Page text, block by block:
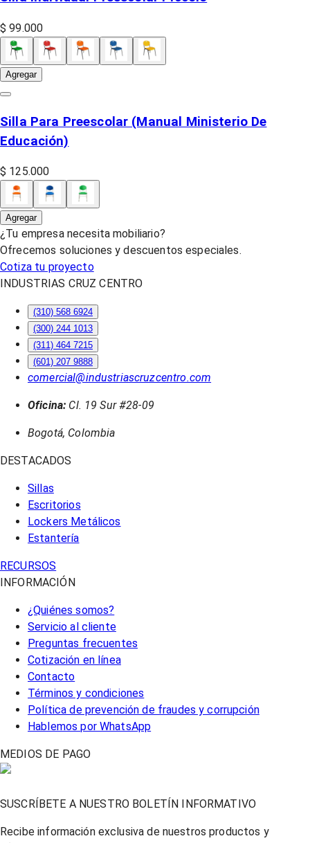
$ 99.000
Agregar
Silla Para Preescolar (Manual Ministerio De
Educación)
$ 125.000
Agregar
¿Tu empresa necesita mobiliario?
Ofrecemos soluciones y descuentos especiales.
Cotiza tu proyecto
INDUSTRIAS CRUZ CENTRO
(310) 568 6924
(300) 244 1013
(311) 464 7215
(601) 207 9888
comercial@industriascruzcentro.com
Oficina: Cl. 19 Sur #28-09
Bogotá, Colombia
DESTACADOS
Sillas
Escritorios
Lockers Metálicos
Estantería
RECURSOS
INFORMACIÓN
¿Quiénes somos?
Servicio al cliente
Preguntas frecuentes
Cotización en línea
Contacto
Términos y condiciones
Política de prevención de fraudes y corrupción
Hablemos por WhatsApp
MEDIOS DE PAGO
SUSCRÍBETE A NUESTRO BOLETÍN INFORMATIVO
Recibe información exclusiva de nuestros productos y